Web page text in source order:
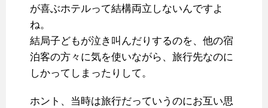
が喜ぶホテルって結構両立しないんですよ
ね。
結局子どもが泣き叫んだりするのを、他の宿
泊客の方々に気を使いながら、旅行先なのに
しかってしまったりして。
ホント、当時は旅行だっていうのにお互い思